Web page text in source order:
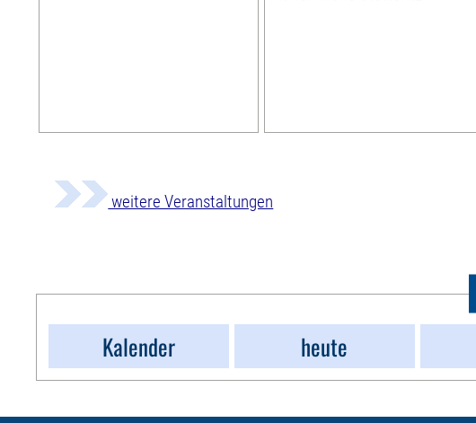
weitere Veranstaltungen
Kalender
heute